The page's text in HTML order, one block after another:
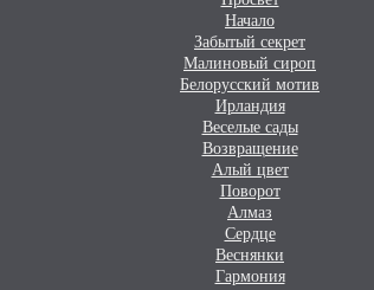
Начало
Забытый секрет
Малиновый сироп
Белорусский мотив
Ирландия
Веселые сады
Возвращение
Алый цвет
Поворот
Алмаз
Сердце
Веснянки
Гармония